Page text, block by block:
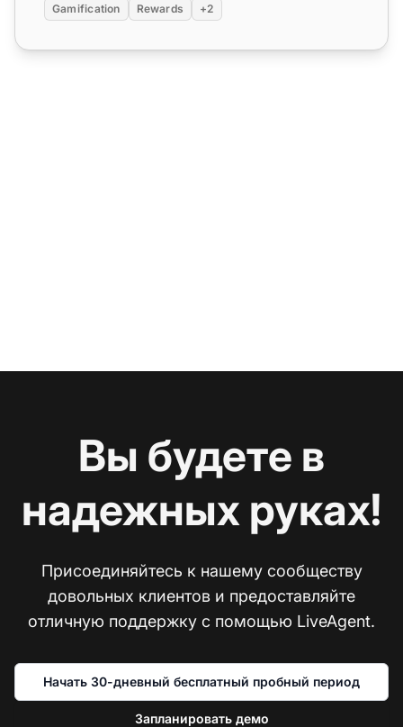
Gamification Rewards +2
Вы будете в
надежных руках!
Присоединяйтесь к нашему сообществу
довольных клиентов и предоставляйте
отличную поддержку с помощью LiveAgent.
Начать 30-дневный бесплатный пробный период
Запланировать демо